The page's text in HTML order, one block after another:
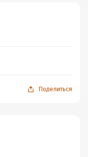
Поделиться